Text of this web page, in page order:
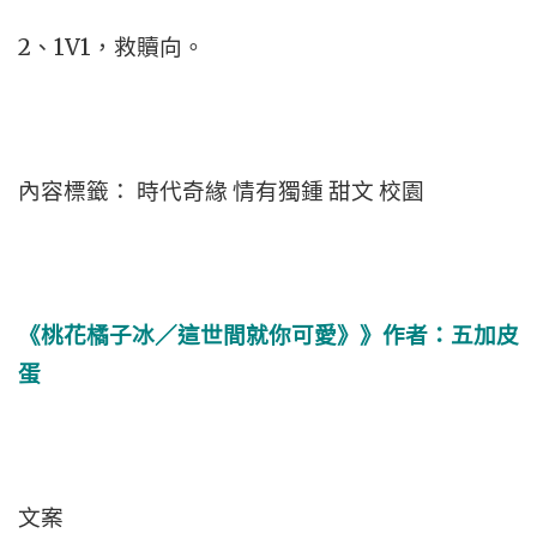
2、1V1，救贖向。
內容標籤： 時代奇緣 情有獨鍾 甜文 校園
《桃花橘子冰／這世間就你可愛》》作者：五加皮
蛋
文案